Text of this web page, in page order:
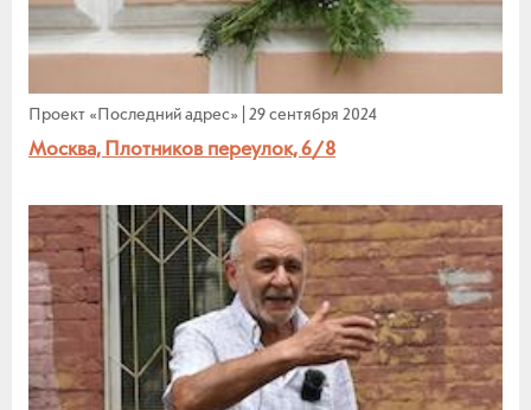
Проект «Последний адрес» 29 сентября 2024
Москва, Плотников переулок, 6/8